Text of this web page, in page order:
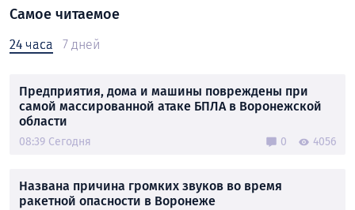
Самое читаемое
24 часа 7 дней
Предприятия, дома и машины повреждены при
самой массированной атаке БПЛА в Воронежской
области
08:39 Сегодня 0 4056
Названа причина громких звуков во время
ракетной опасности в Воронеже